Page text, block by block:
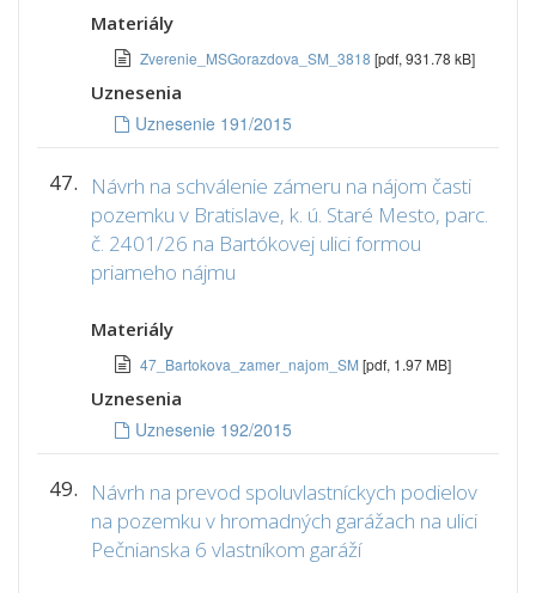
Materiály
Zverenie_MSGorazdova_SM_3818 [pdf, 931.78 kB]
Uznesenia
Uznesenie 191/2015
47.
Návrh na schválenie zámeru na nájom časti
pozemku v Bratislave, k. ú. Staré Mesto, parc.
č. 2401/26 na Bartókovej ulici formou
priameho nájmu
Materiály
47_Bartokova_zamer_najom_SM [pdf, 1.97 MB]
Uznesenia
Uznesenie 192/2015
49.
Návrh na prevod spoluvlastníckych podielov
na pozemku v hromadných garážach na ulici
Pečnianska 6 vlastníkom garáží